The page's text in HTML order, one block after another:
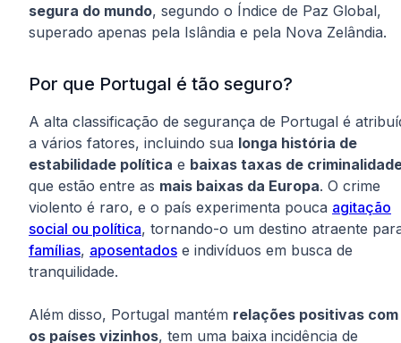
segura do mundo, segundo o Índice de Paz Global,
superado apenas pela Islândia e pela Nova Zelândia.
Por que Portugal é tão seguro?
A alta classificação de segurança de Portugal é
a vários fatores, incluindo sua longa história de
estabilidade política e baixas taxas de
que estão entre as mais baixas da Europa. O crime
violento é raro, e o país experimenta pouca agitação
social ou política, tornando-o um destino atraente
famílias, aposentados e indivíduos em busca de
tranquilidade.
Além disso, Portugal mantém relações positivas com
os países vizinhos, tem uma baixa incidência de